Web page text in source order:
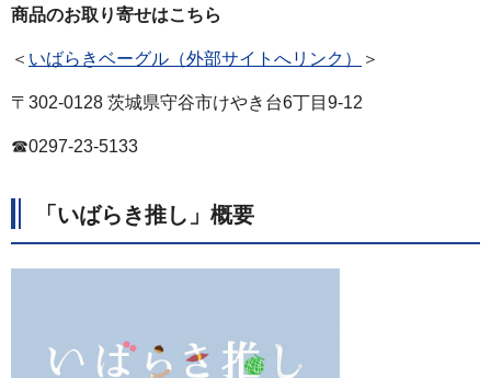
商品のお取り寄せはこちら
＜ いばらきベーグル（外部サイトへリンク） ＞
〒302-0128 茨城県守谷市けやき台6丁目9-12
☎0297-23-5133
「いばらき推し」概要